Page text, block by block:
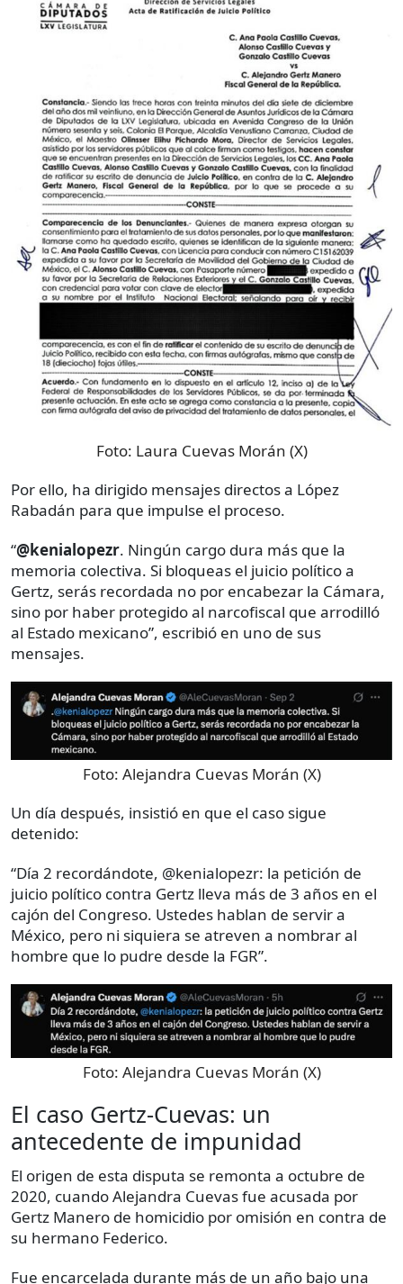
Foto: Laura Cuevas Morán (X)
Por ello, ha dirigido mensajes directos a López
Rabadán para que impulse el proceso.
“@kenialopezr. Ningún cargo dura más que la
memoria colectiva. Si bloqueas el juicio político a
Gertz, serás recordada no por encabezar la Cámara,
sino por haber protegido al narcofiscal que arrodilló
al Estado mexicano”, escribió en uno de sus
mensajes.
Foto: Alejandra Cuevas Morán (X)
Un día después, insistió en que el caso sigue
detenido:
“Día 2 recordándote, @kenialopezr: la petición de
juicio político contra Gertz lleva más de 3 años en el
cajón del Congreso. Ustedes hablan de servir a
México, pero ni siquiera se atreven a nombrar al
hombre que lo pudre desde la FGR”.
Foto: Alejandra Cuevas Morán (X)
El caso Gertz-Cuevas: un
antecedente de impunidad
El origen de esta disputa se remonta a octubre de
2020, cuando Alejandra Cuevas fue acusada por
Gertz Manero de homicidio por omisión en contra de
su hermano Federico.
Fue encarcelada durante más de un año bajo una